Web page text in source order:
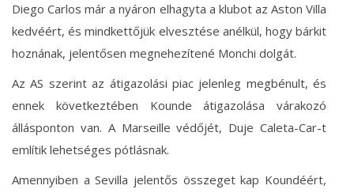
Diego Carlos már a nyáron elhagyta a klubot az Aston Villa
kedvéért, és mindkettőjük elvesztése anélkül, hogy bárkit
hoznának, jelentősen megnehezítené Monchi dolgát.
Az AS szerint az átigazolási piac jelenleg megbénult, és
ennek következtében Kounde átigazolása várakozó
állásponton van. A Marseille védőjét, Duje Caleta-Car-t
említik lehetséges pótlásnak.
Amennyiben a Sevilla jelentős összeget kap Koundéért,